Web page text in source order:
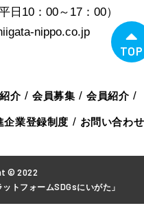
TOP
日10：00～17：00）
nippo.co.jp
介 会員募集 会員紹介
企業登録制度 お問い合わせ
© 2022
トフォームSDGsにいがた」